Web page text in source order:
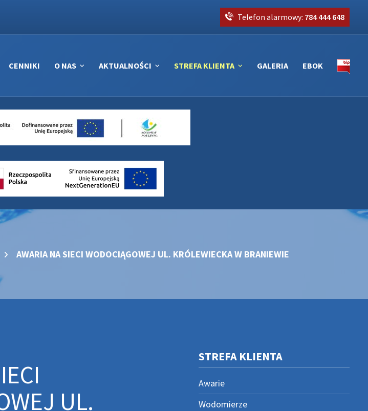
Telefon alarmowy: 784 444 648
CENNIKI O NAS AKTUALNOŚCI STREFA KLIENTA GALERIA EBOK
AWARIA NA SIECI WODOCIĄGOWEJ UL. KRÓLEWIECKA W BRANIEWIE
UL.
STREFA KLIENTA
Awarie
Wodomierze